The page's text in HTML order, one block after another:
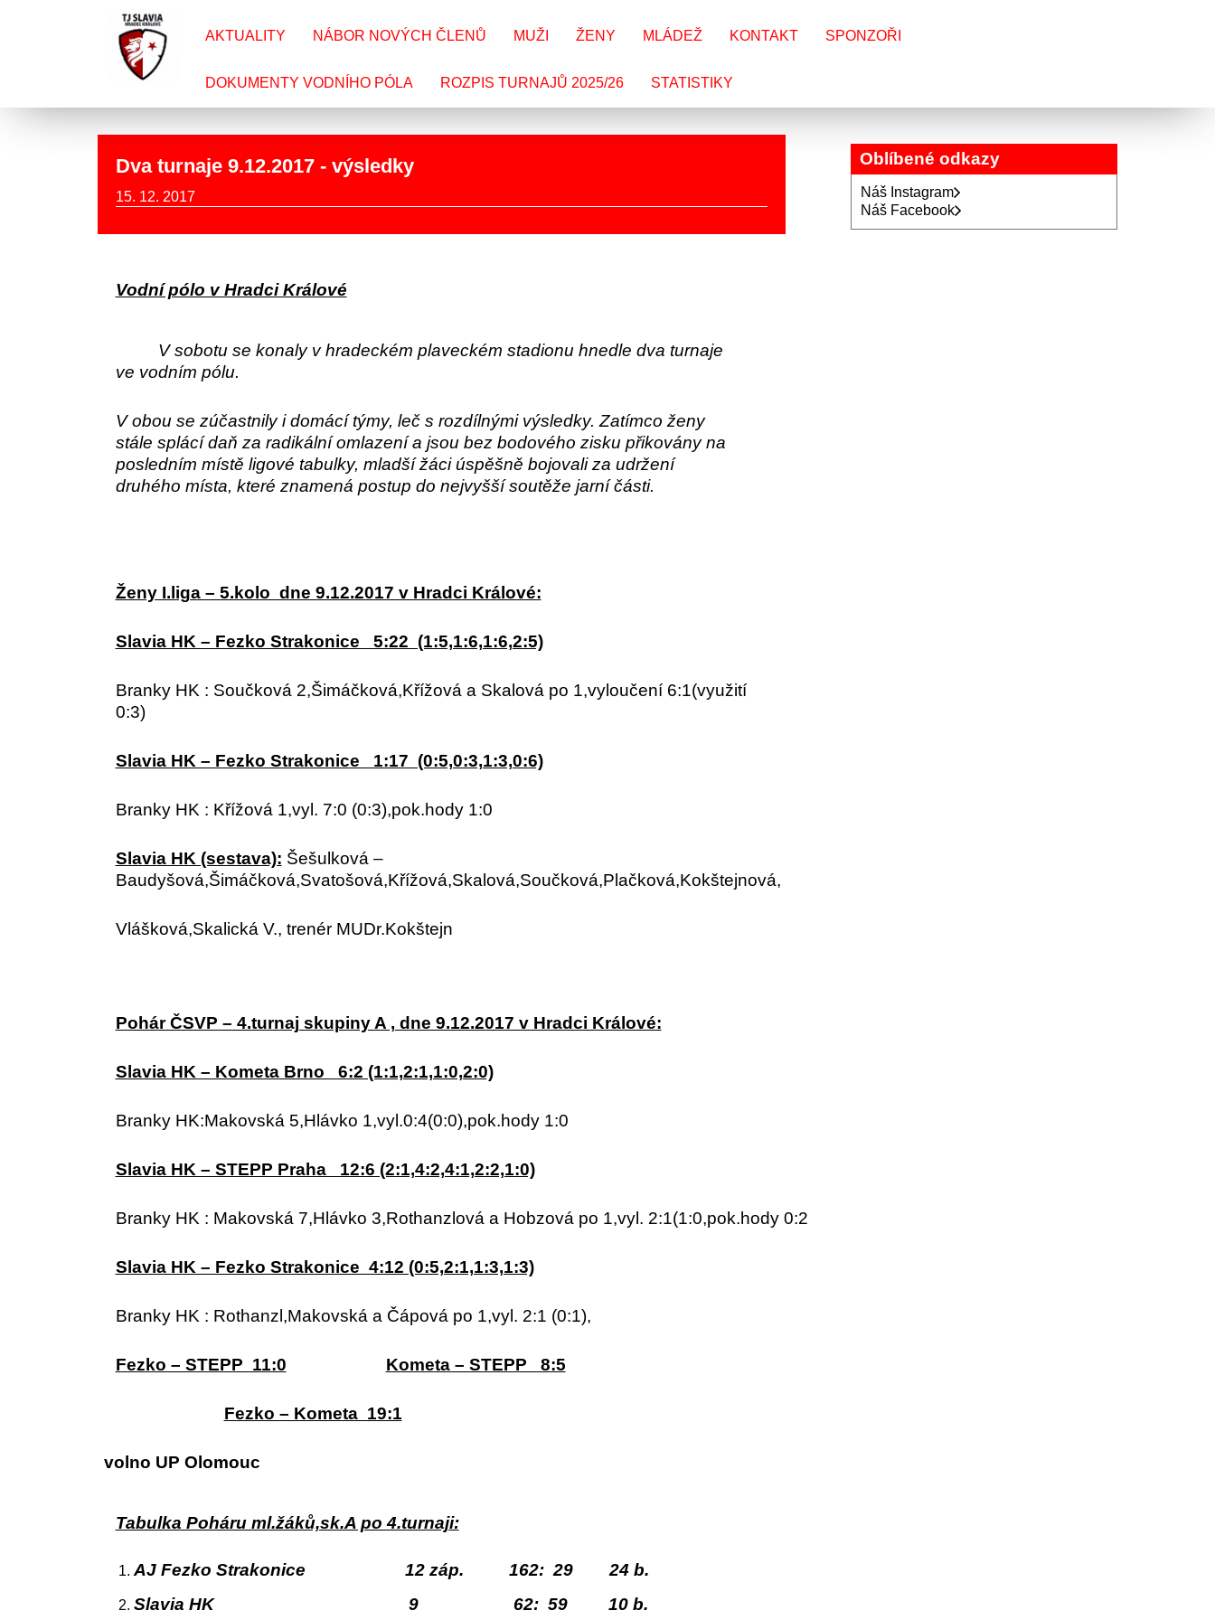
AKTUALITY NÁBOR NOVÝCH ČLENŮ MUŽI ŽENY MLÁDEŽ KONTAKT SPONZOŘI
DOKUMENTY VODNÍHO PÓLA ROZPIS TURNAJŮ 2025/26 STATISTIKY
Dva turnaje 9.12.2017 - výsledky
15. 12. 2017
Vodní pólo v Hradci Králové
V sobotu se konaly v hradeckém plaveckém stadionu hnedle dva turnaje
ve vodním pólu.
V obou se zúčastnily i domácí týmy, leč s rozdílnými výsledky. Zatímco ženy
stále splácí daň za radikální omlazení a jsou bez bodového zisku přikovány na
posledním místě ligové tabulky, mladší žáci úspěšně bojovali za udržení
druhého místa, které znamená postup do nejvyšší soutěže jarní části.
Ženy I.liga – 5.kolo dne 9.12.2017 v Hradci Králové:
Slavia HK – Fezko Strakonice 5:22 (1:5,1:6,1:6,2:5)
Branky HK : Součková 2,Šimáčková,Křížová a Skalová po 1,vyloučení 6:1(využití
0:3)
Slavia HK – Fezko Strakonice 1:17 (0:5,0:3,1:3,0:6)
Branky HK : Křížová 1,vyl. 7:0 (0:3),pok.hody 1:0
Slavia HK (sestava): Šešulková –
Baudyšová,Šimáčková,Svatošová,Křížová,Skalová,Součková,Plačková,Kokštejnová,
Vlášková,Skalická V., trenér MUDr.Kokštejn
Pohár ČSVP – 4.turnaj skupiny A , dne 9.12.2017 v Hradci Králové:
Slavia HK – Kometa Brno 6:2 (1:1,2:1,1:0,2:0)
Branky HK:Makovská 5,Hlávko 1,vyl.0:4(0:0),pok.hody 1:0
Slavia HK – STEPP Praha 12:6 (2:1,4:2,4:1,2:2,1:0)
Branky HK : Makovská 7,Hlávko 3,Rothanzlová a Hobzová po 1,vyl. 2:1(1:0,pok.hody 0:2
Slavia HK – Fezko Strakonice 4:12 (0:5,2:1,1:3,1:3)
Branky HK : Rothanzl,Makovská a Čápová po 1,vyl. 2:1 (0:1),
Fezko – STEPP 11:0 Kometa – STEPP 8:5
Fezko – Kometa 19:1
volno UP Olomouc
Tabulka Poháru ml.žáků,sk.A po 4.turnaji:
AJ Fezko Strakonice 12 záp. 162: 29 24 b.
Slavia HK 9 62: 59 10 b.
Oblíbené odkazy
Náš Instagram
Náš Facebook